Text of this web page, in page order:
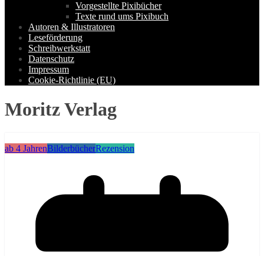
Vorgestellte Pixibücher
Texte rund ums Pixibuch
Autoren & Illustratoren
Leseförderung
Schreibwerkstatt
Datenschutz
Impressum
Cookie-Richtlinie (EU)
Moritz Verlag
ab 4 JahrenBilderbücherRezension